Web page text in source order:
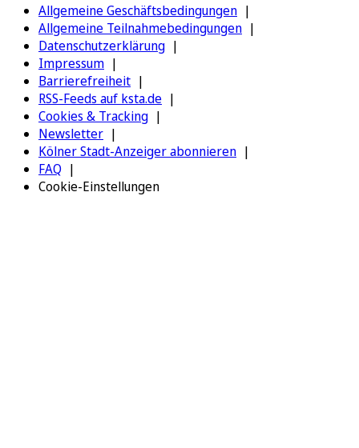
Allgemeine Geschäftsbedingungen
Allgemeine Teilnahmebedingungen
Datenschutzerklärung
Impressum
Barrierefreiheit
RSS-Feeds auf ksta.de
Cookies & Tracking
Newsletter
Kölner Stadt-Anzeiger abonnieren
FAQ
Cookie-Einstellungen